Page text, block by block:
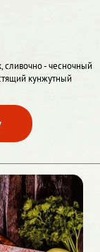
сливочно - чесночный
кунжутный